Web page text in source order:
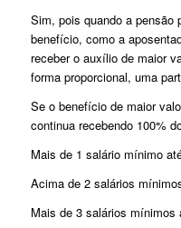
Sim, pois quando a pensão
benefício, como a
receber o auxílio de maior
forma proporcional, uma
Se o benefício de maior
continua recebendo 100%
Mais de 1 salário mínimo
Acima de 2 salários
Mais de 3 salários